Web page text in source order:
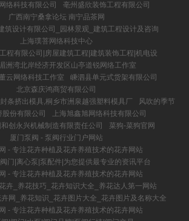
络科技有限公司
亳州盛欣装饰工程有限公司
广西南宁桑拿论坛 南宁品茶网
筑设计有限公司_园林景观_建筑工程设计及咨询
上海璞菩网络科技中心
程有限公司|房屋建筑工程|建筑装饰工程|机电设
洲湾北岸经济开发区山亭道锐网络工作室
云网络科技工作室
嵊泗县单元式货架有限公司
北京森庆鸿商贸有限公司
条挤出模具,桐乡市洲泉越强塑料模具厂
风吹的季节
份有限公司
上海旭鑫旭网络科技有限公司
创永兴机械制造有限责任公司
菜狗-菜狗官网
厦门泵阀 - 泵阀行业门户网站
- 专注花卉种植及花卉养殖技术的花卉网站
门|离心泵|泵配件|为您提供最专业的资讯平台
- 专注花卉种植及花卉养殖技术的花卉网站
卉_养花技巧_花卉知识大全_养花达人第一网站
网_养花知识_花卉图片大全_花卉图片及名称大全
- 专注花卉种植及花卉养殖技术的花卉网站